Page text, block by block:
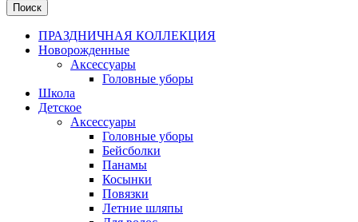
ПРАЗДНИЧНАЯ КОЛЛЕКЦИЯ
Новорожденные
Аксессуары
Головные уборы
Школа
Детское
Аксессуары
Головные уборы
Бейсболки
Панамы
Косынки
Повязки
Летние шляпы